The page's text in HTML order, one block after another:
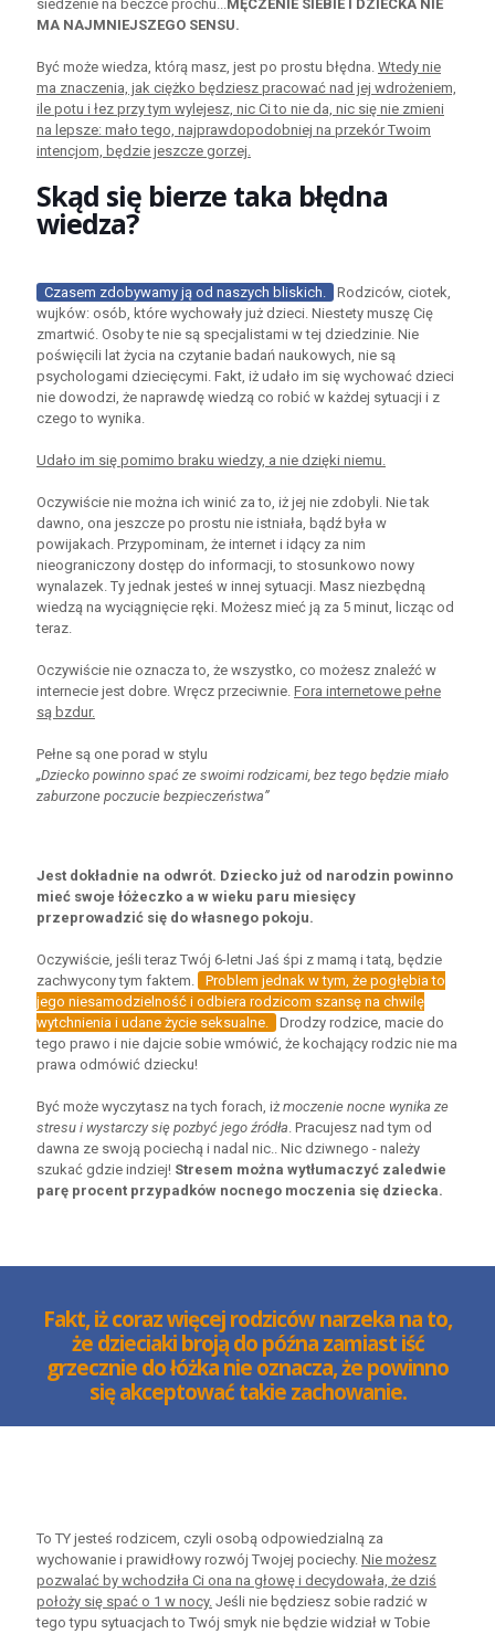
siedzenie na beczce prochu...MĘCZENIE SIEBIE I DZIECKA NIE
MA NAJMNIEJSZEGO SENSU.
Być może wiedza, którą masz, jest po prostu błędna. Wtedy nie
ma znaczenia, jak ciężko będziesz pracować nad jej wdrożeniem,
ile potu i łez przy tym wylejesz, nic Ci to nie da, nic się nie zmieni
na lepsze: mało tego, najprawdopodobniej na przekór Twoim
intencjom, będzie jeszcze gorzej.
Skąd się bierze taka błędna
wiedza?
Czasem zdobywamy ją od naszych bliskich.
Rodziców, ciotek,
wujków: osób, które wychowały już dzieci. Niestety muszę Cię
zmartwić. Osoby te nie są specjalistami w tej dziedzinie. Nie
poświęcili lat życia na czytanie badań naukowych, nie są
psychologami dziecięcymi. Fakt, iż udało im się wychować dzieci
nie dowodzi, że naprawdę wiedzą co robić w każdej sytuacji i z
czego to wynika.
Udało im się pomimo braku wiedzy, a nie dzięki niemu.
Oczywiście nie można ich winić za to, iż jej nie zdobyli. Nie tak
dawno, ona jeszcze po prostu nie istniała, bądź była w
powijakach. Przypominam, że internet i idący za nim
nieograniczony dostęp do informacji, to stosunkowo nowy
wynalazek. Ty jednak jesteś w innej sytuacji. Masz niezbędną
wiedzą na wyciągnięcie ręki. Możesz mieć ją za 5 minut, licząc od
teraz.
Oczywiście nie oznacza to, że wszystko, co możesz znaleźć w
internecie jest dobre. Wręcz przeciwnie. Fora internetowe pełne
są bzdur.
Pełne są one porad w stylu
„Dziecko powinno spać ze swoimi rodzicami, bez tego będzie miało
zaburzone poczucie bezpieczeństwa”
Jest dokładnie na odwrót. Dziecko już od narodzin powinno
mieć swoje łóżeczko a w wieku paru miesięcy
przeprowadzić się do własnego pokoju.
Oczywiście, jeśli teraz Twój 6-letni Jaś śpi z mamą i tatą, będzie
zachwycony tym faktem.
Problem jednak w tym, że pogłębia to
jego niesamodzielność i odbiera rodzicom szansę na chwilę
wytchnienia i udane życie seksualne.
Drodzy rodzice, macie do
tego prawo i nie dajcie sobie wmówić, że kochający rodzic nie ma
prawa odmówić dziecku!
Być może wyczytasz na tych forach, iż moczenie nocne wynika ze
stresu i wystarczy się pozbyć jego źródła. Pracujesz nad tym od
dawna ze swoją pociechą i nadal nic.. Nic dziwnego - należy
szukać gdzie indziej! Stresem można wytłumaczyć zaledwie
parę procent przypadków nocnego moczenia się dziecka.
Fakt, iż coraz więcej rodziców narzeka na to,
że dzieciaki broją do późna zamiast iść
grzecznie do łóżka nie oznacza, że powinno
się akceptować takie zachowanie.
To TY jesteś rodzicem, czyli osobą odpowiedzialną za
wychowanie i prawidłowy rozwój Twojej pociechy. Nie możesz
pozwalać by wchodziła Ci ona na głowę i decydowała, że dziś
położy się spać o 1 w nocy. Jeśli nie będziesz sobie radzić w
tego typu sytuacjach to Twój smyk nie będzie widział w Tobie